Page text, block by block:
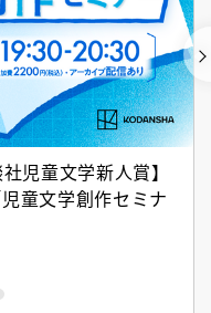
児童文学新人賞】
童文学創作セミナ